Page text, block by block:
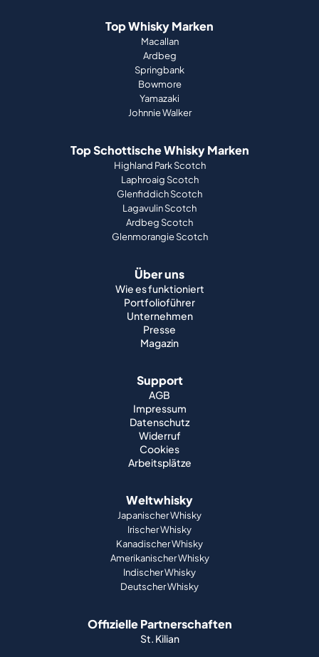
Top Whisky Marken
Macallan
Ardbeg
Springbank
Bowmore
Yamazaki
Johnnie Walker
Top Schottische Whisky Marken
Highland Park Scotch
Laphroaig Scotch
Glenfiddich Scotch
Lagavulin Scotch
Ardbeg Scotch
Glenmorangie Scotch
Über uns
Wie es funktioniert
Portfolioführer
Unternehmen
Presse
Magazin
Support
AGB
Impressum
Datenschutz
Widerruf
Cookies
Arbeitsplätze
Weltwhisky
Japanischer Whisky
Irischer Whisky
Kanadischer Whisky
Amerikanischer Whisky
Indischer Whisky
Deutscher Whisky
Offizielle Partnerschaften
St. Kilian